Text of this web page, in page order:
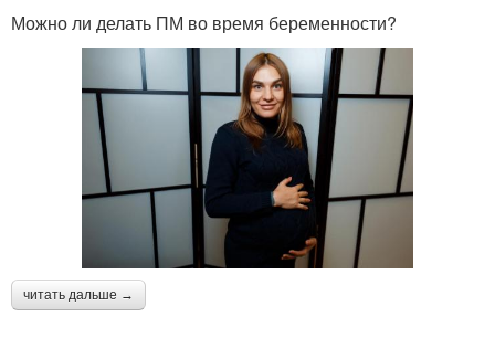
Можно ли делать ПМ во время беременности?
читать дальше →